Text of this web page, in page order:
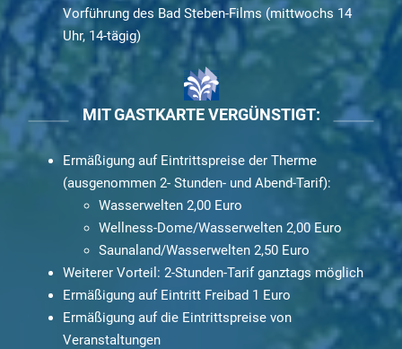
Vorführung des Bad Steben-Films (mittwochs 14
Uhr, 14-tägig)
MIT GASTKARTE VERGÜNSTIGT:
Ermäßigung auf Eintrittspreise der Therme
(ausgenommen 2- Stunden- und Abend-Tarif):
Wasserwelten 2,00 Euro
Wellness-Dome/Wasserwelten 2,00 Euro
Saunaland/Wasserwelten 2,50 Euro
Weiterer Vorteil: 2-Stunden-Tarif ganztags möglich
Ermäßigung auf Eintritt Freibad 1 Euro
Ermäßigung auf die Eintrittspreise von
Veranstaltungen